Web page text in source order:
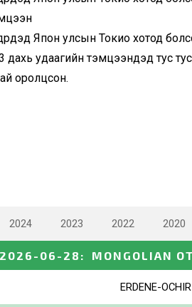
Япон улсын Токио хотод
дахь удаагийн тэмцээнүүдэд тус
оролцсон.
2024 2023 2022 2020
2026-06-28 : MONGOLIAN
ERDENE-